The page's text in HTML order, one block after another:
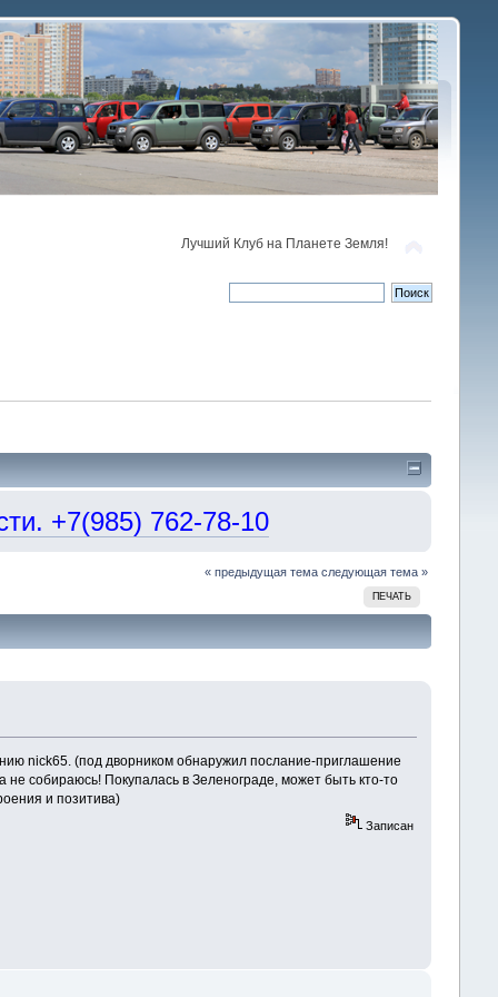
Лучший Клуб на Планете Земля!
+7(985) 762-78-10
« предыдущая тема следующая тема »
ПЕЧАТЬ
nick65. (под дворником обнаружил послание-приглашение
собираюсь! Покупалась в Зеленограде, может быть кто-то
и позитива)
Записан